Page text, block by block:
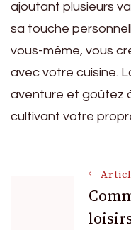
ajoutant plusieurs
sa touche
vous-même, vous
avec votre cuisine.
aventure et goûtez
cultivant votre